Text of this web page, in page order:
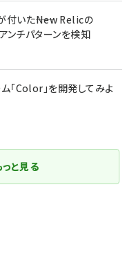
付いた――New Relicの
ンチパターンを検知
ム「Color」を開発してみよ
と見る